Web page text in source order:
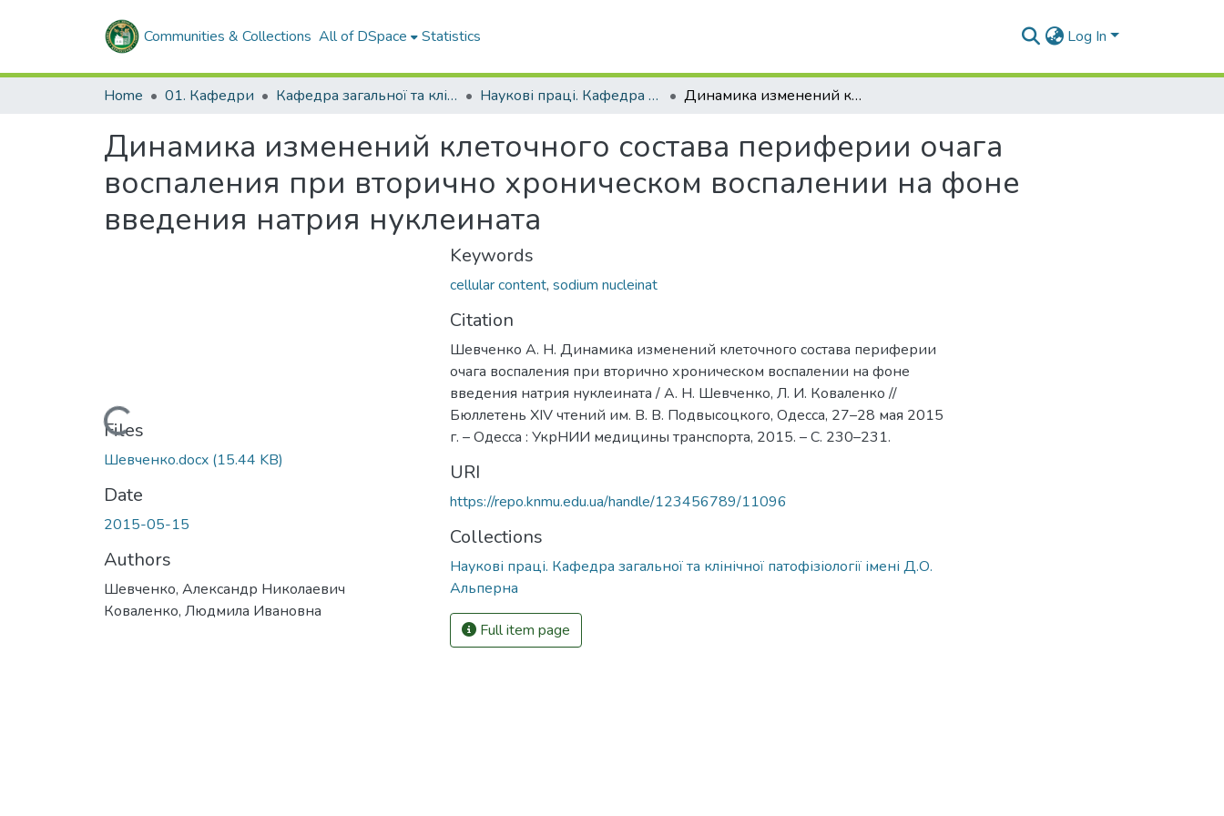
Communities & Collections All of DSpace Statistics Log In
Home 01. Кафедри Кафедра загальної та клінічної патологічної фізіології імені Д.О. Альперна Наукові праці. Кафедра загальної та клінічної патофізіології імені Д.О. Альперна Динамика изменений клеточного состава периферии очага воспаления при вторично хроническом воспалении на фоне введения натрия нуклеината
Динамика изменений клеточного состава периферии очага
воспаления при вторично хроническом воспалении на фоне
введения натрия нуклеината
Loading...
Files
Шевченко.docx (15.44 KB)
Date
2015-05-15
Authors
Шевченко, Александр Николаевич
Коваленко, Людмила Ивановна
Keywords
cellular content, sodium nucleinat
Citation
Шевченко А. Н. Динамика изменений клеточного состава периферии
очага воспаления при вторично хроническом воспалении на фоне
введения натрия нуклеината / А. Н. Шевченко, Л. И. Коваленко //
Бюллетень XIV чтений им. В. В. Подвысоцкого, Одесса, 27–28 мая 2015
г. – Одесса : УкрНИИ медицины транспорта, 2015. – С. 230–231.
URI
https://repo.knmu.edu.ua/handle/123456789/11096
Collections
Наукові праці. Кафедра загальної та клінічної патофізіології імені Д.О.
Альперна
Full item page